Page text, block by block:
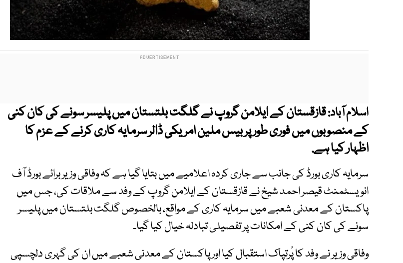
اسلام آباد:قازقستان کے ایلامن گروپ نے گلگت بلتستان میں پلیسر سونے کی کان کنی
کے منصوبوں میں فوری طور پر بیس ملین امریکی ڈالر سرمایہ کاری کرنے کے عزم کا
اظہار کیا ہے.
سرمایہ کاری بورڈ کی جانب سے جاری کردہ اعلامیے میں بتایا گیا ہے کہ وفاقی وزیر برائے بورڈ آف
انویسٹمنٹ قیصر احمد شیخ نے قازقستان کے ایلامن گروپ کے وفد سے ملاقات کی، جس میں
پاکستان کے معدنی شعبے میں سرمایہ کاری کے مواقع، بالخصوص گلگت بلتستان میں پلیسر
سونے کی کان کنی کے امکانات پر تفصیلی تبادلہ خیال کیا گیا۔
وفاقی وزیر نے وفد کا پْرتپاک استقبال کیا اور پاکستان کے معدنی شعبے میں ان کی گہری دلچسپی